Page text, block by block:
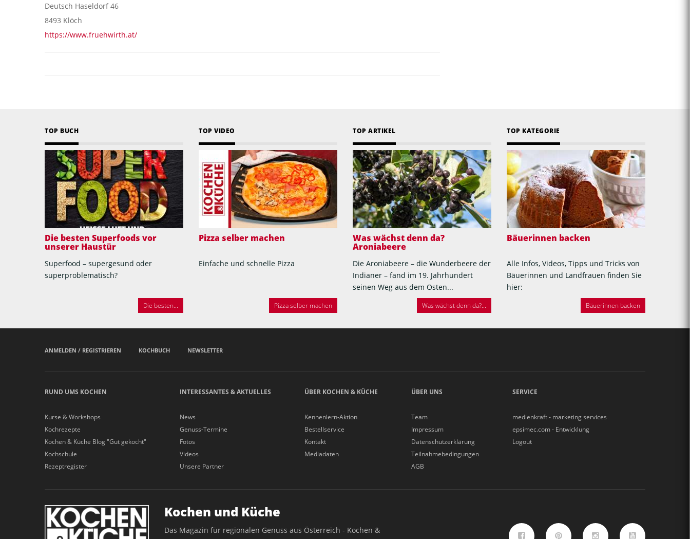
Deutsch Haseldorf 46
8493 Klöch
https://www.fruehwirth.at/
TOP BUCH
Die besten Superfoods vor
unserer Haustür
Superfood – supergesund oder
superproblematisch?
Die besten...
TOP VIDEO
Pizza selber machen
Einfache und schnelle Pizza
Pizza selber machen
TOP ARTIKEL
Was wächst denn da?
Aroniabeere
Die Aroniabeere – die Wunderbeere der
Indianer – fand im 19. Jahrhundert
seinen Weg aus dem Osten...
Was wächst denn da?...
TOP KATEGORIE
Bäuerinnen backen
Alle Infos, Videos, Tipps und Tricks von
Bäuerinnen und Landfrauen finden Sie
hier:
Bäuerinnen backen
ANMELDEN / REGISTRIEREN KOCHBUCH NEWSLETTER
RUND UMS KOCHEN
Kurse & Workshops
Kochrezepte
Kochen & Küche Blog "Gut gekocht"
Kochschule
Rezeptregister
INTERESSANTES & AKTUELLES
News
Genuss-Termine
Fotos
Videos
Unsere Partner
ÜBER KOCHEN & KÜCHE
Kennenlern-Aktion
Bestellservice
Kontakt
Mediadaten
ÜBER UNS
Team
Impressum
Datenschutzerklärung
Teilnahmebedingungen
AGB
SERVICE
medienkraft - marketing services
epsimec.com - Entwicklung
Logout
Kochen und Küche
Das Magazin für regionalen Genuss aus Österreich - Kochen &